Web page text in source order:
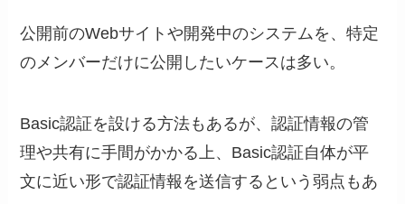
公開前のWebサイトや開発中のシステムを、特定
のメンバーだけに公開したいケースは多い。
Basic認証を設ける方法もあるが、認証情報の管
理や共有に手間がかかる上、Basic認証自体が平
文に近い形で認証情報を送信するという弱点もあ